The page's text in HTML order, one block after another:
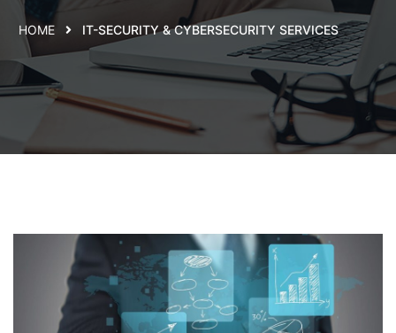
HOME IT-SECURITY & CYBERSECURITY SERVICES